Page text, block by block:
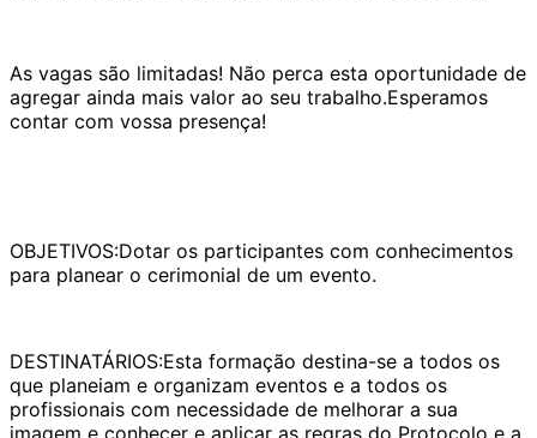
As vagas são limitadas! Não perca esta oportunidade de
agregar ainda mais valor ao seu trabalho.Esperamos
contar com vossa presença!​
OBJETIVOS:Dotar os participantes com conhecimentos
para planear o cerimonial de um evento.
​DESTINATÁRIOS:Esta formação destina-se a todos os
que planeiam e organizam eventos e a todos os
profissionais com necessidade de melhorar a sua
imagem e conhecer e aplicar as regras do Protocolo e a